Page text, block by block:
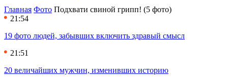
Главная Фото Подхвати свиной грипп! (5 фото)
21:54
19 фото людей, забывших включить здравый смысл
21:51
20 величайших мужчин, изменивших историю